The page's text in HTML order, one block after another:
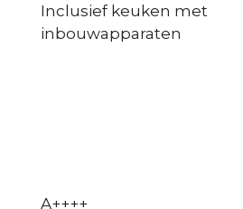
Inclusief keuken met
inbouwapparaten
A++++